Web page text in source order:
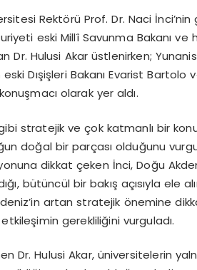
Rektörü Prof. Dr. Naci
eski Millî Savunma Bakanı ve
Dr. Hulusi Akar üstlenirken;
Dışişleri Bakanı Evarist Bartolo
olarak yer aldı.
stratejik ve çok katmanlı bir
doğal bir parçası olduğunu
dikkat çeken İnci, Doğu
bütüncül bir bakış açısıyla
artan stratejik önemine
gerekliliğini vurguladı.
Dr. Hulusi Akar, üniversitelerin